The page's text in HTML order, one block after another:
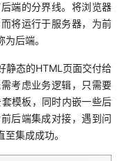
端的分界线。将浏览器
将运行于服务器，为前
后端。
静态的HTML页面交付给
考虑业务逻辑，只需要
模板，同时内嵌一些后
后端集成对接，遇到问
集成成功。